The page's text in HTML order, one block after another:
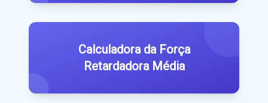
Calculadora da Força
Retardadora Média